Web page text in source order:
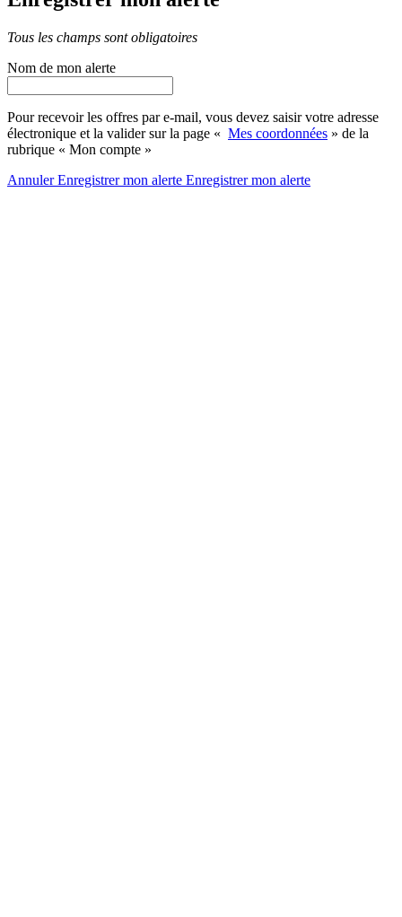
Tous les champs sont obligatoires
Nom de mon alerte
Pour recevoir les offres par e-mail, vous devez saisir votre adresse
électronique et la valider sur la page « Mes coordonnées » de la
rubrique « Mon compte »
AnnulerEnregistrer mon alerte Enregistrermon alerte